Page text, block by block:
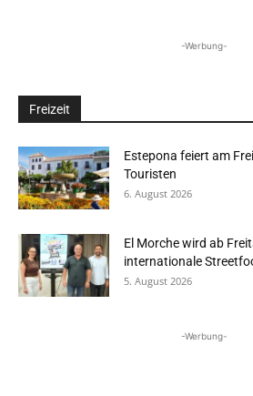
-Werbung-
Freizeit
Estepona feiert am
Touristen
6. August 2026
El Morche wird ab
internationale
5. August 2026
-Werbung-